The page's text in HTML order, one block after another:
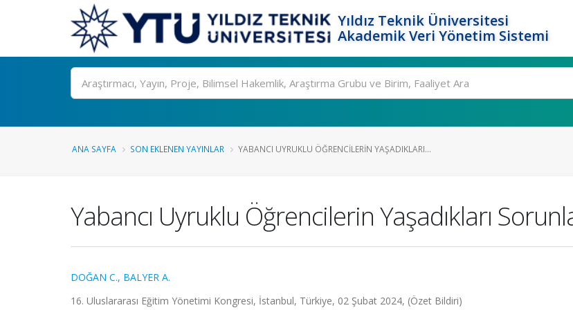
Yıldız Teknik Üniversitesi
Akademik Veri Yönetim Sistemi
Ara
ANA SAYFA SON EKLENEN YAYINLAR YABANCI UYRUKLU ÖĞRENCILERIN YAŞADIKLARI...
Yabancı Uyruklu Öğrencilerin Yaşadıkları
DOĞAN C., BALYER A.
16. Uluslararası Eğitim Yönetimi Kongresi, İstanbul, Türkiye, 02 Şubat 2024, (Özet Bildiri)